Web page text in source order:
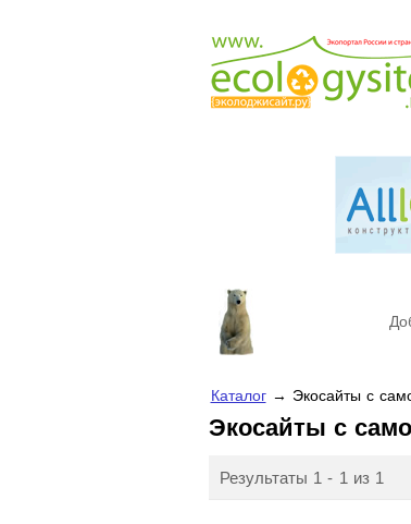
Каталог→ Экосайты с
Экосайты с
Результаты 1 - 1 из 1